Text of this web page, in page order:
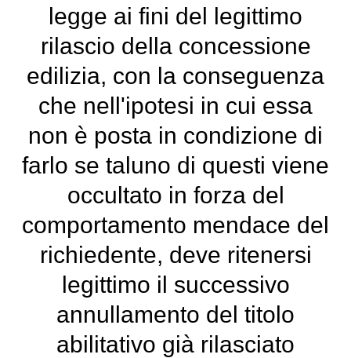
legge ai fini del legittimo
rilascio della concessione
edilizia, con la conseguenza
che nell'ipotesi in cui essa
non è posta in condizione di
farlo se taluno di questi viene
occultato in forza del
comportamento mendace del
richiedente, deve ritenersi
legittimo il successivo
annullamento del titolo
abilitativo già rilasciato